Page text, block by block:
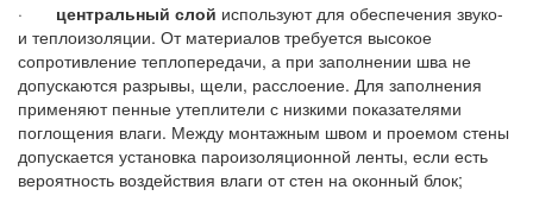
· центральный слой используют для обеспечения звуко-
и теплоизоляции. От материалов требуется высокое
сопротивление теплопередачи, а при заполнении шва не
допускаются разрывы, щели, расслоение. Для заполнения
применяют пенные утеплители с низкими показателями
поглощения влаги. Между монтажным швом и проемом стены
допускается установка пароизоляционной ленты, если есть
вероятность воздействия влаги от стен на оконный блок;